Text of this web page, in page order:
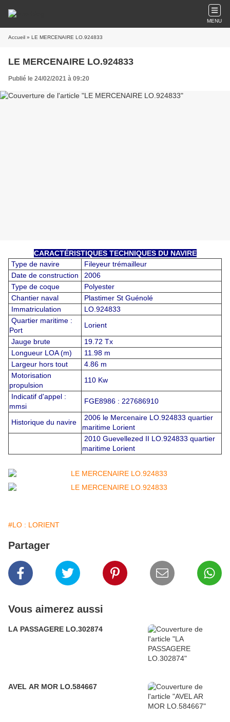
MENU
Accueil » LE MERCENAIRE LO.924833
LE MERCENAIRE LO.924833
Publié le 24/02/2021 à 09:20
CARACTÉRISTIQUES TECHNIQUES DU NAVIRE
Type de navire
Fileyeur trémailleur
Date de construction
2006
Type de coque
Polyester
Chantier naval
Plastimer St Guénolé
Immatriculation
LO.924833
Quartier maritime :
Port
Lorient
Jauge brute
19.72 Tx
Longueur LOA (m)
11.98 m
Largeur hors tout
4.86 m
Motorisation
propulsion
110 Kw
Indicatif d'appel :
mmsi
FGE8986 : 227686910
Historique du navire
2006 le Mercenaire LO.924833 quartier
maritime Lorient
2010 Guevellezed II LO.924833 quartier
maritime Lorient
#LO : LORIENT
Partager
Vous aimerez aussi
LA PASSAGERE LO.302874
AVEL AR MOR LO.584667